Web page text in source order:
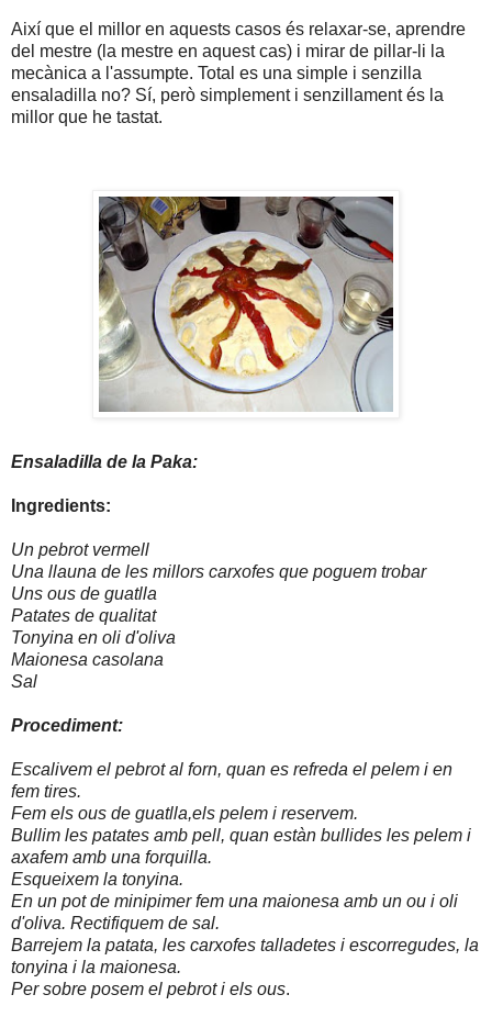
Així que el millor en aquests casos és relaxar-se, aprendre
del mestre (la mestre en aquest cas) i mirar de pillar-li la
mecànica a l'assumpte. Total es una simple i senzilla
ensaladilla no? Sí, però simplement i senzillament és la
millor que he tastat.
Ensaladilla de la Paka:
Ingredients:
Un pebrot vermell
Una llauna de les millors carxofes que poguem trobar
Uns ous de guatlla
Patates de qualitat
Tonyina en oli d'oliva
Maionesa casolana
Sal
Procediment:
Escalivem el pebrot al forn, quan es refreda el pelem i en
fem tires.
Fem els ous de guatlla,els pelem i reservem.
Bullim les patates amb pell, quan estàn bullides les pelem i
axafem amb una forquilla.
Esqueixem la tonyina.
En un pot de minipimer fem una maionesa amb un ou i oli
d'oliva. Rectifiquem de sal.
Barrejem la patata, les carxofes talladetes i escorregudes, la
tonyina i la maionesa.
Per sobre posem el pebrot i els ous.